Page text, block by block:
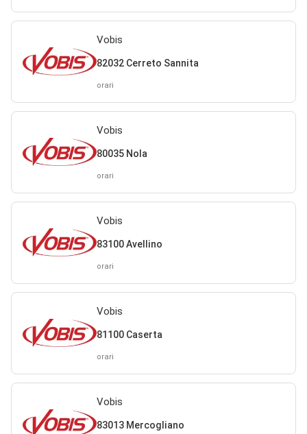
Vobis
82032 Cerreto Sannita
orari
Vobis
80035 Nola
orari
Vobis
83100 Avellino
orari
Vobis
81100 Caserta
orari
Vobis
83013 Mercogliano